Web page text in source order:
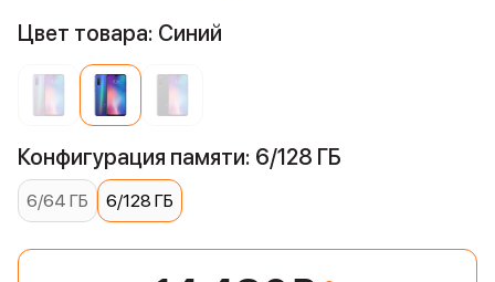
Цвет товара: Синий
Конфигурация памяти: 6/128 ГБ
6/64 ГБ 6/128 ГБ